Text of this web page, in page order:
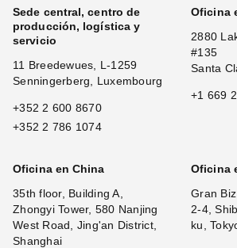
Sede central, centro de
producción, logística y
servicio
11 Breedewues, L-1259
Senningerberg, Luxembourg
+352 2 600 8670
+352 2 786 1074
Oficina
2880
#135
Santa
+1 669
Oficina en China
35th floor, Building A,
Zhongyi Tower, 580 Nanjing
West Road, Jing'an District,
Shanghai
Oficina
Gran
2-4,
ku,